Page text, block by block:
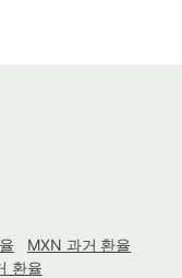
MXN 과거 환율
환율